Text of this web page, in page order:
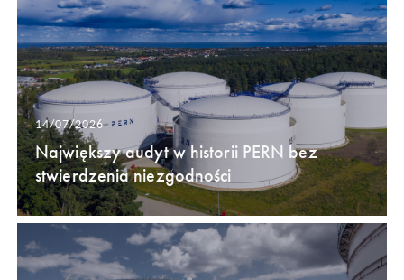
14/07/2026
Największy audyt w historii PERN bez
stwierdzenia niezgodności